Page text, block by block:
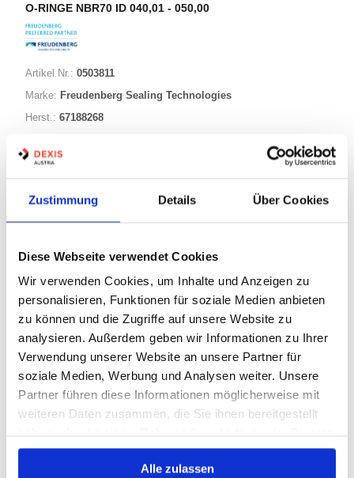
Zustimmung Details Über Cookies
Diese Webseite verwendet Cookies
Wir verwenden Cookies, um Inhalte und Anzeigen zu
personalisieren, Funktionen für soziale Medien anbieten
zu können und die Zugriffe auf unsere Website zu
analysieren. Außerdem geben wir Informationen zu Ihrer
Verwendung unserer Website an unsere Partner für
soziale Medien, Werbung und Analysen weiter. Unsere
Partner führen diese Informationen möglicherweise mit
weiteren Daten zusammen, die Sie ihnen bereitgestellt
gesammelt haben.
Alle zulassen
O-RINGE NBR70 ID 040,01 - 050,00
Artikel Nr.: 0503811
Marke: Freudenberg Sealing Technologies
Herst.: 67188268
ID: 41,00mm
STK Warenkorb
Nicht auf Lager